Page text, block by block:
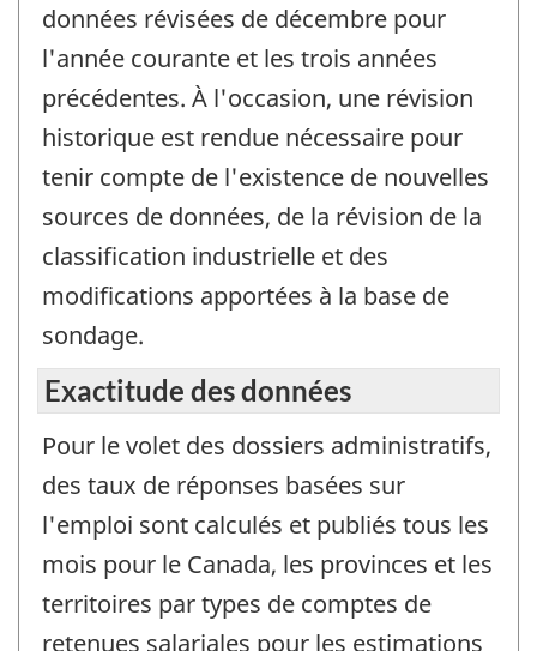
données révisées de décembre pour
l'année courante et les trois années
précédentes. À l'occasion, une révision
historique est rendue nécessaire pour
tenir compte de l'existence de nouvelles
sources de données, de la révision de la
classification industrielle et des
modifications apportées à la base de
sondage.
Exactitude des données
Pour le volet des dossiers administratifs,
des taux de réponses basées sur
l'emploi sont calculés et publiés tous les
mois pour le Canada, les provinces et les
territoires par types de comptes de
retenues salariales pour les estimations